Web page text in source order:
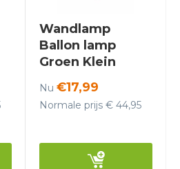
Wandlamp
Ballon lamp
Groen Klein
lamp -
Funnylights
Nu €17,99
Normale prijs € 44,95